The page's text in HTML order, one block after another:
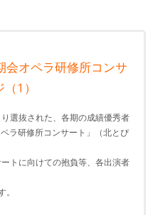
オペラ研修所コンサ
1）
選抜された、各期の成績優秀者
ラ研修所コンサート」（北とぴ
トに向けての抱負等、各出演者